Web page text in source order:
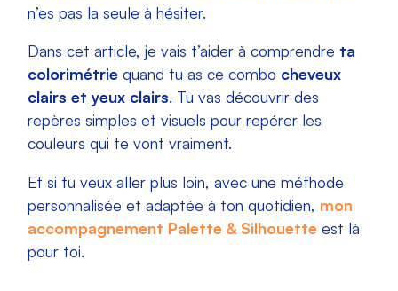
n’es pas la seule à hésiter.
Dans cet article, je vais t’aider à comprendre ta
colorimétrie quand tu as ce combo cheveux
clairs et yeux clairs. Tu vas découvrir des
repères simples et visuels pour repérer les
couleurs qui te vont vraiment.
Et si tu veux aller plus loin, avec une méthode
personnalisée et adaptée à ton quotidien, mon
accompagnement Palette & Silhouette est là
pour toi.